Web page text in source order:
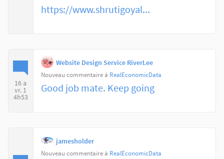
https://www.shrutigoyal...
16 a
vr. 1
4h53
Website Design Service RiverLee
Nouveau commentaire à RealEconomicData
Good job mate. Keep going
jamesholder
Nouveau commentaire à RealEconomicData